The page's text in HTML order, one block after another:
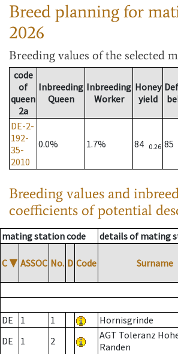
Breed planning for
2026
Breeding values of the selected
code
of
queen
2a
Inbreeding
Queen
Inbreeding
Worker
Honey
yield
DE-2-
192-
35-
2010
0.0% 1.7% 84 0.26 85
Breeding values and
coefficients of potential
mating station code details of mating
C ▼ ASSOC No. D Code Surname
DE 1 1 Hornisgrinde
DE
1 2
AGT Toleranz
Randen